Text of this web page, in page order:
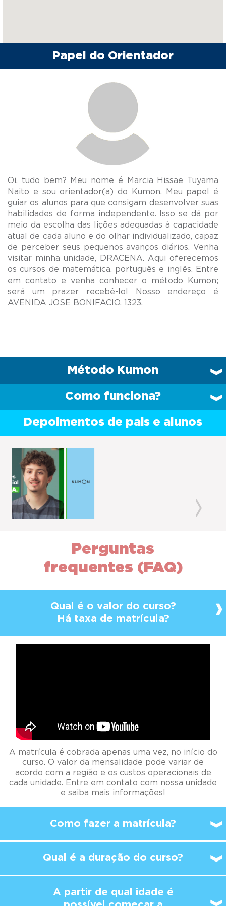
Papel do Orientador
Oi, tudo bem? Meu nome é Marcia Hissae Tuyama
Naito e sou orientador(a) do Kumon. Meu papel é
guiar os alunos para que consigam desenvolver suas
habilidades de forma independente. Isso se dá por
meio da escolha das lições adequadas à capacidade
atual de cada aluno e do olhar individualizado, capaz
de perceber seus pequenos avanços diários. Venha
visitar minha unidade, DRACENA. Aqui oferecemos
os cursos de matemática, português e inglês. Entre
em contato e venha conhecer o método Kumon;
será um prazer recebê-lo! Nosso endereço é
Método Kumon
Como funciona?
Depoimentos de pais e alunos
Previous
Perguntas
frequentes (FAQ)
Qual é o valor do curso?
Há taxa de matrícula?
A matrícula é cobrada apenas uma vez, no início do
curso. O valor da mensalidade pode variar de
acordo com a região e os custos operacionais de
cada unidade. Entre em contato com nossa unidade
e saiba mais informações!
Como fazer a matrícula?
Qual é a duração do curso?
A partir de qual idade é